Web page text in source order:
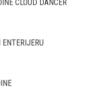
CLOUD DANCER